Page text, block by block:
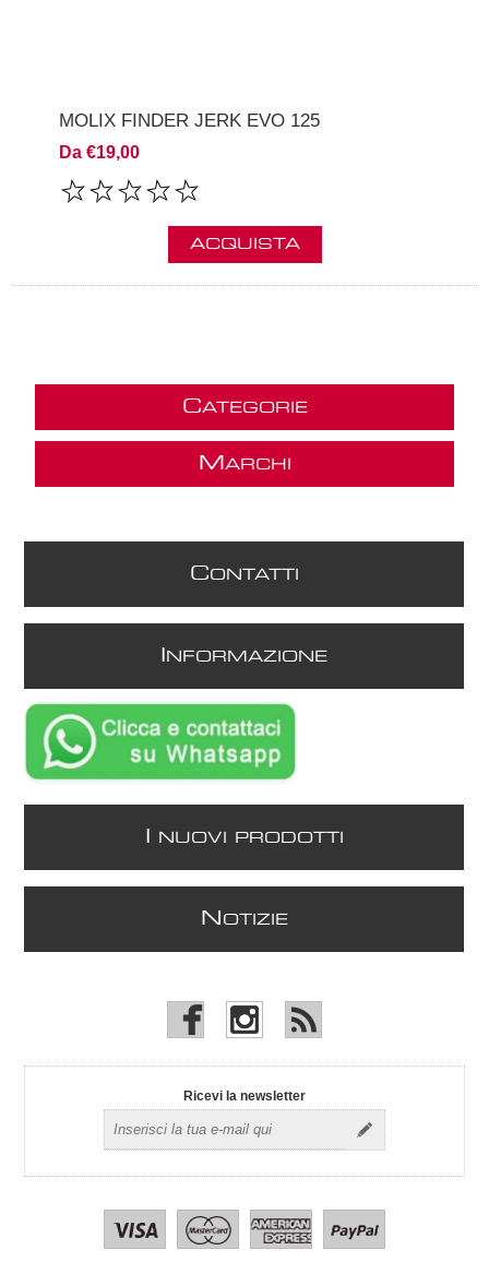
MOLIX FINDER JERK EVO 125
Da €19,00
ACQUISTA
CATEGORIE
M ARCHI
CONTATTI
NFORMAZIONE
NUOVI PRODOTTI
N OTIZIE
Ricevi la newsletter